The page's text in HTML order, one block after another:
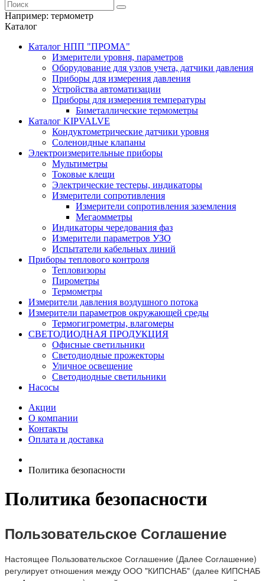
Например: термометр
Каталог
Каталог НПП "ПРОМА"
Измерители уровня, параметров
Оборудование для узлов учета, датчики давления
Приборы для измерения давления
Устройства автоматизации
Приборы для измерения температуры
Биметаллические термометры
Каталог KIPVALVE
Кондуктометрические датчики уровня
Соленоидные клапаны
Электроизмерительные приборы
Мультиметры
Токовые клещи
Электрические тестеры, индикаторы
Измерители сопротивления
Измерители сопротивления заземления
Мегаомметры
Индикаторы чередования фаз
Измерители параметров УЗО
Испытатели кабельных линий
Приборы теплового контроля
Тепловизоры
Пирометры
Термометры
Измерители давления воздушного потока
Измерители параметров окружающей среды
Термогигрометры, влагомеры
СВЕТОДИОДНАЯ ПРОДУКЦИЯ
Офисные светильники
Светодиодные прожекторы
Уличное освещение
Светодиодные светильники
Насосы
Акции
О компании
Контакты
Оплата и доставка
Политика безопасности
Политика безопасности
Пользовательское Соглашение
Настоящее Пользовательское Соглашение (Далее Соглашение)
регулирует отношения между ООО "КИПСНАБ" (далее КИПСНАБ